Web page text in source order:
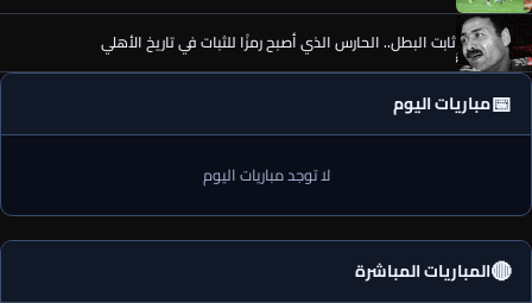
ثابت البطل.. الحارس الذي أصبح رمزًا للثبات في تاريخ الأهلي
📅مباريات اليوم
لا توجد مباريات اليوم
🔴المباريات المباشرة